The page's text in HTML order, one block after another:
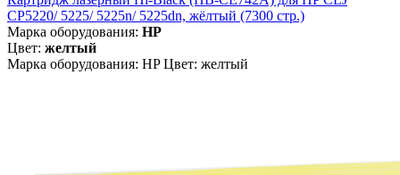
CP5220/ 5225/ 5225n/ 5225dn, жёлтый (7300 стр.)
Марка оборудования: HP
Цвет: желтый
Марка оборудования: HP Цвет: желтый